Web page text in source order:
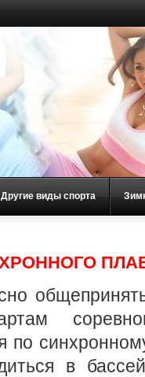
Другие виды спорта
по
в